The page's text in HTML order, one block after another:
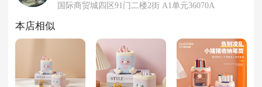
国际商贸城四区91门二楼2街 A1单元36070A
本店相似